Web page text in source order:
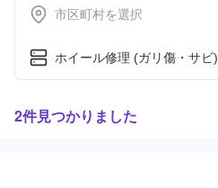
市区町村を選択
ホイール修理 (ガリ傷・サビ)
2件見つかりました